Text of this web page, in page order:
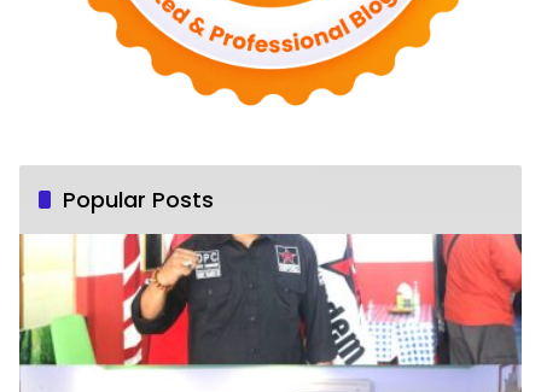
Popular Posts